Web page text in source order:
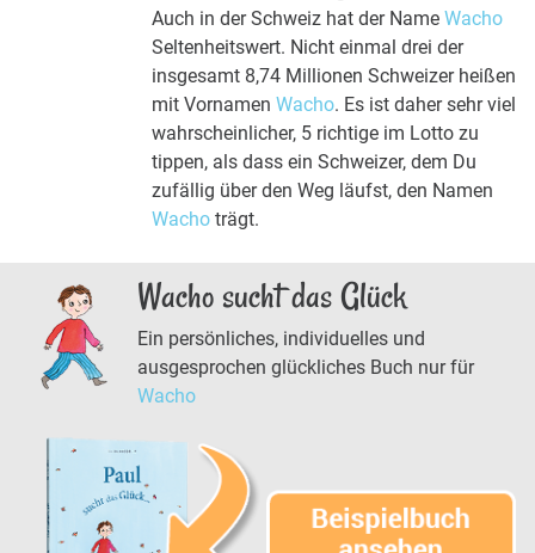
Auch in der Schweiz hat der Name Wacho
Seltenheitswert. Nicht einmal drei der
insgesamt 8,74 Millionen Schweizer heißen
mit Vornamen Wacho. Es ist daher sehr viel
wahrscheinlicher, 5 richtige im Lotto zu
tippen, als dass ein Schweizer, dem Du
zufällig über den Weg läufst, den Namen
Wacho trägt.
Wacho sucht das Glück
Ein persönliches, individuelles und
ausgesprochen glückliches Buch nur für
Wacho